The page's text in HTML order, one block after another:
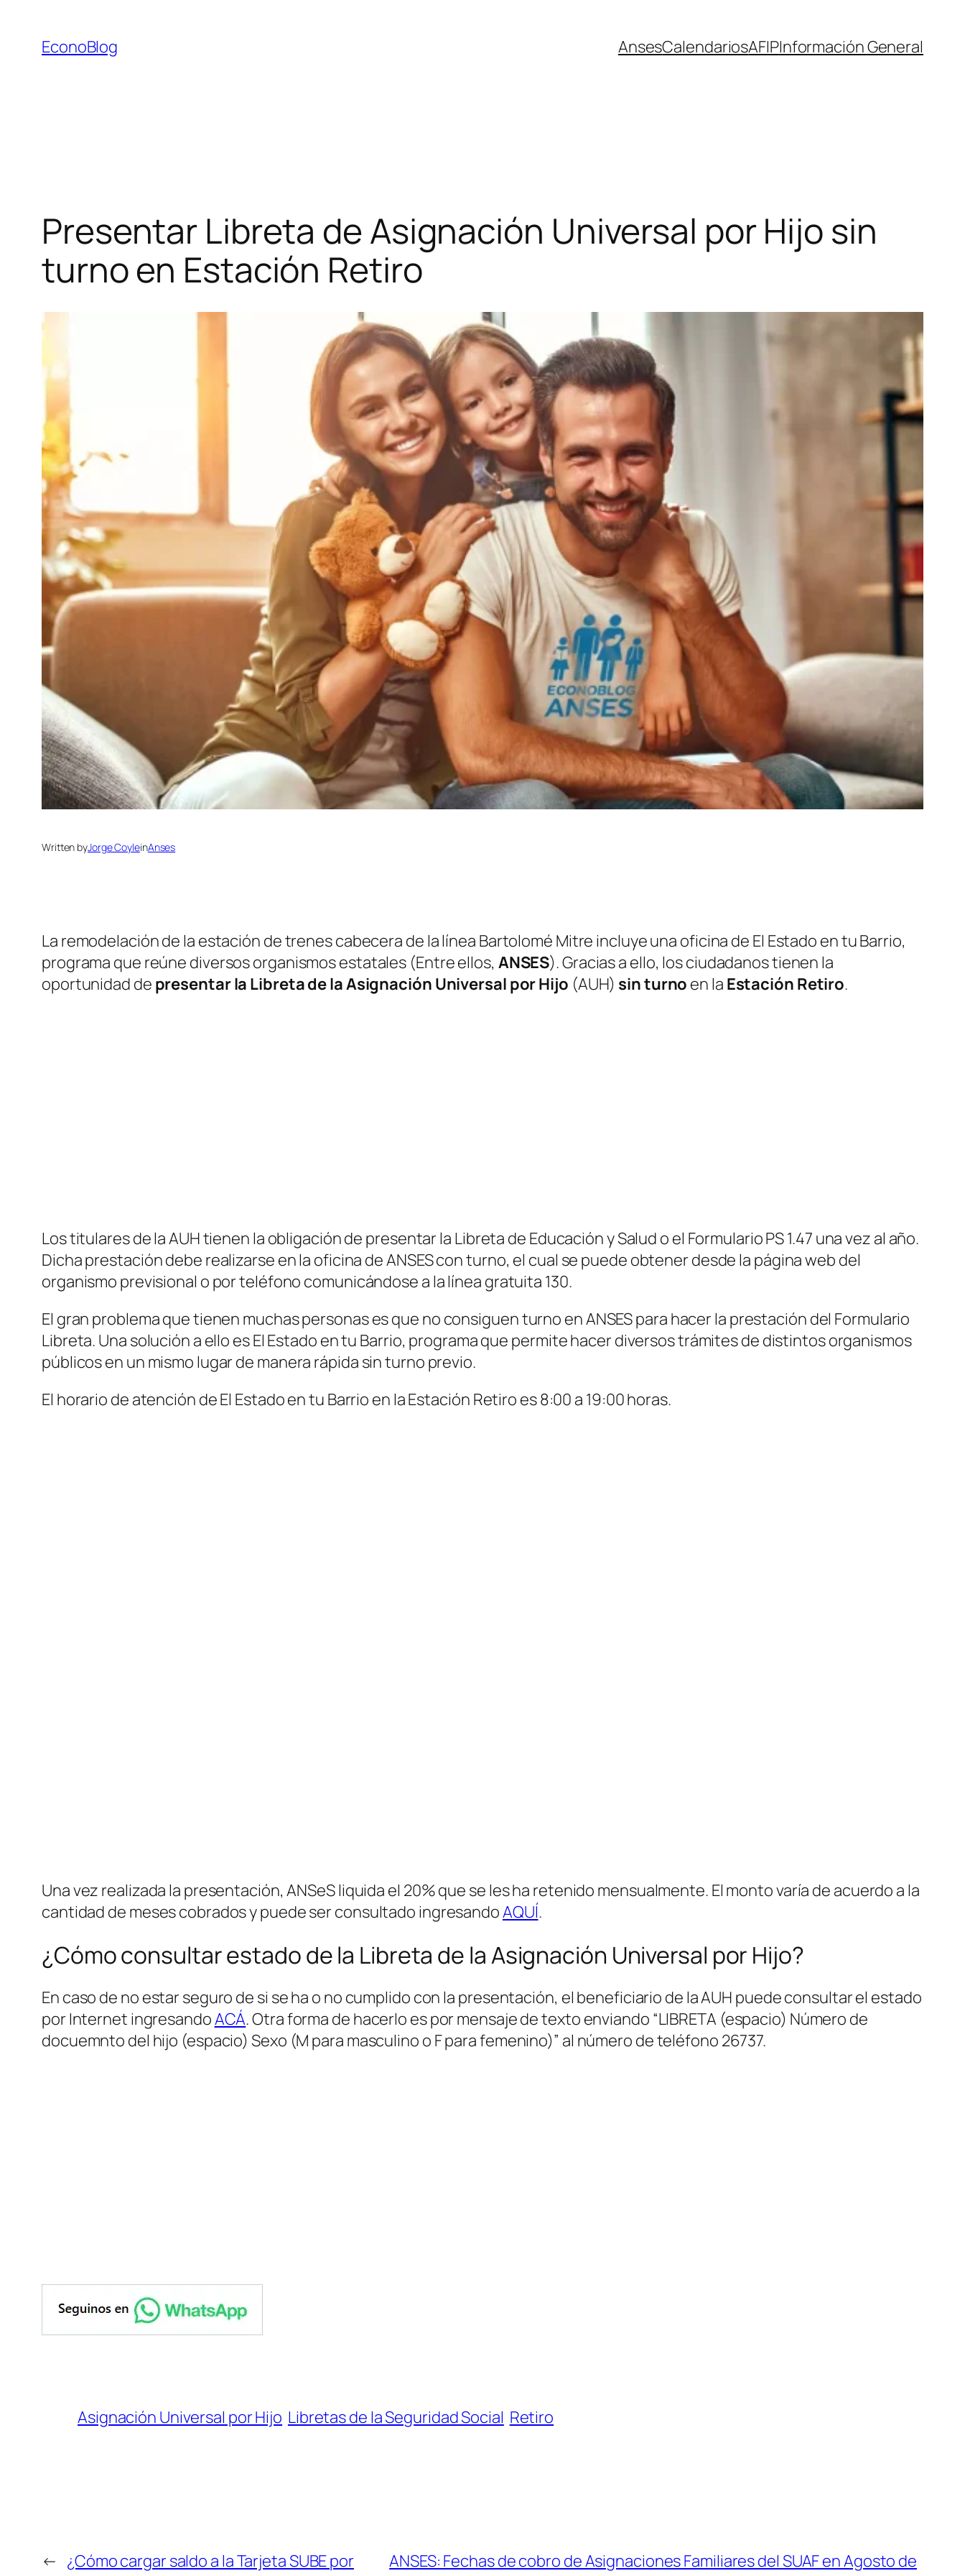
contenido
EconoBlog AnsesCalendariosAFIPInformación General
Presentar Libreta de Asignación Universal por Hijo sin
turno en Estación Retiro
Written byJorge CoyleinAnses
La remodelación de la estación de trenes cabecera de la línea Bartolomé Mitre incluye una oficina de El Estado en tu Barrio,
programa que reúne diversos organismos estatales (Entre ellos, ANSES). Gracias a ello, los ciudadanos tienen la
oportunidad de presentar la Libreta de la Asignación Universal por Hijo (AUH) sin turno en la Estación Retiro.
Los titulares de la AUH tienen la obligación de presentar la Libreta de Educación y Salud o el Formulario PS 1.47 una vez al año.
Dicha prestación debe realizarse en la oficina de ANSES con turno, el cual se puede obtener desde la página web del
organismo previsional o por teléfono comunicándose a la línea gratuita 130.
El gran problema que tienen muchas personas es que no consiguen turno en ANSES para hacer la prestación del Formulario
Libreta. Una solución a ello es El Estado en tu Barrio, programa que permite hacer diversos trámites de distintos organismos
públicos en un mismo lugar de manera rápida sin turno previo.
El horario de atención de El Estado en tu Barrio en la Estación Retiro es 8:00 a 19:00 horas.
Una vez realizada la presentación, ANSeS liquida el 20% que se les ha retenido mensualmente. El monto varía de acuerdo a la
cantidad de meses cobrados y puede ser consultado ingresandoAQUÍ.
¿Cómo consultar estado de la Libreta de la Asignación Universal por Hijo?
En caso de no estar seguro de si se ha o no cumplido con la presentación, el beneficiario de la AUH puede consultar el estado
por Internet ingresandoACÁ. Otra forma de hacerlo es por mensaje de texto enviando “LIBRETA (espacio) Número de
docuemnto del hijo (espacio) Sexo (M para masculino o F para femenino)” al número de teléfono 26737.
Asignación Universal por Hijo Libretas de la Seguridad Social Retiro
← ¿Cómo cargar saldo a la Tarjeta SUBE por
ANSES: Fechas de cobro de Asignaciones Familiares del SUAF en Agosto de